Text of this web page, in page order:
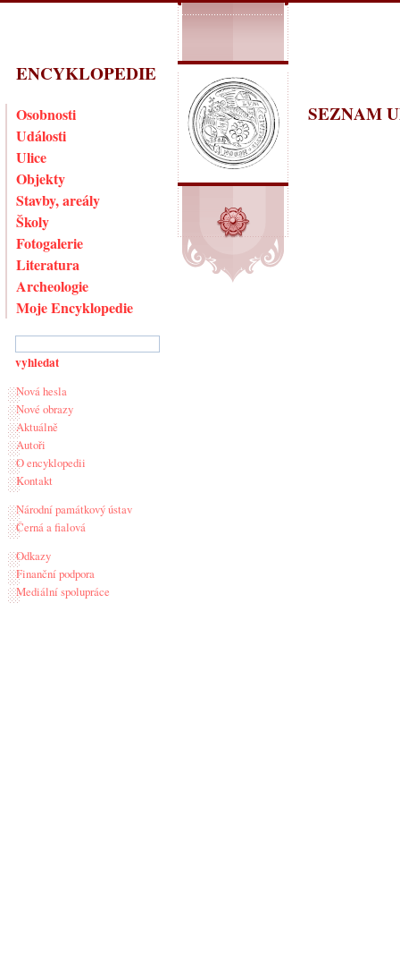
ENCYKLOPEDIE
Osobnosti
Události
Ulice
Objekty
Stavby, areály
Školy
Fotogalerie
Literatura
Archeologie
Moje Encyklopedie
Nová hesla
Nové obrazy
Aktuálně
Autoři
O encyklopedii
Kontakt
Národní památkový ústav
Černá a fialová
Odkazy
Finanční podpora
Mediální spolupráce
SEZNAM